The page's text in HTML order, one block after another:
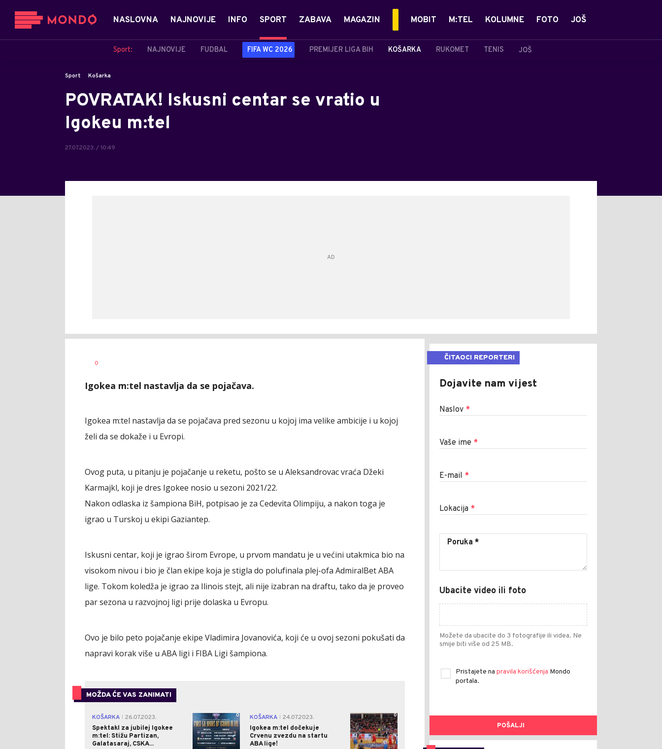
NASLOVNA NAJNOVIJE INFO SPORT
Sport: NAJNOVIJE FUDBAL FIFA WC 2026 PREMIJER LIGA BIH KOŠARKA RUKOMET TENIS JOŠ
ZABAVA MAGAZIN MOBIT M:TEL KOLUMNE FOTO JOŠ
Sport Košarka
POVRATAK! Iskusni centar se vratio u
Igokeu m:tel
27.07.2023. / 10:49
AUTOR
0
Igokea m:tel nastavlja da se pojačava.
Igokea m:tel nastavlja da se pojačava pred sezonu u kojoj ima velike ambicije i u kojoj
želi da se dokaže i u Evropi.
Ovog puta, u pitanju je pojačanje u reketu, pošto se u Aleksandrovac vraća Džeki
Karmajkl, koji je dres Igokee nosio u sezoni 2021/22.
Nakon odlaska iz šampiona BiH, potpisao je za Cedevita Olimpiju, a nakon toga je
igrao u Turskoj u ekipi Gaziantep.
Iskusni centar, koji je igrao širom Evrope, u prvom mandatu je u većini utakmica bio na
visokom nivou i bio je član ekipe koja je stigla do polufinala plej-ofa AdmiralBet ABA
lige. Tokom koledža je igrao za Ilinois stejt, ali nije izabran na draftu, tako da je proveo
par sezona u razvojnoj ligi prije dolaska u Evropu.
Ovo je bilo peto pojačanje ekipe Vladimira Jovanovića, koji će u ovoj sezoni pokušati da
napravi korak više u ABA ligi i FIBA Ligi šampiona.
MOŽDA ĆE VAS ZANIMATI
KOŠARKA
26.07.2023.
Spektakl za jubilej Igokee
m:tel: Stižu Partizan,
Galatasaraj, CSKA...
0 KOŠARKA
24.07.2023.
Igokea m:tel dočekuje
Crvenu zvezdu na startu
ABA lige!
0
ČITAOCI REPORTERI
Dojavite nam vijest
Naslov *
Vaše ime *
E-mail *
Lokacija *
Ubacite video ili foto
Možete da ubacite do 3 fotografije ili videa. Ne
smije biti više od 25 MB.
Pristajete na pravila korišćenja Mondo
portala.
POŠALJI